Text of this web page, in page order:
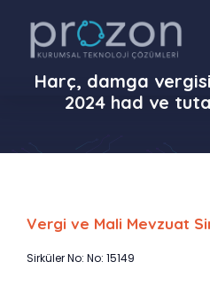
Harç, damga
2024 had ve
Vergi ve Mali Mevzuat
Sirküler No: No: 15149